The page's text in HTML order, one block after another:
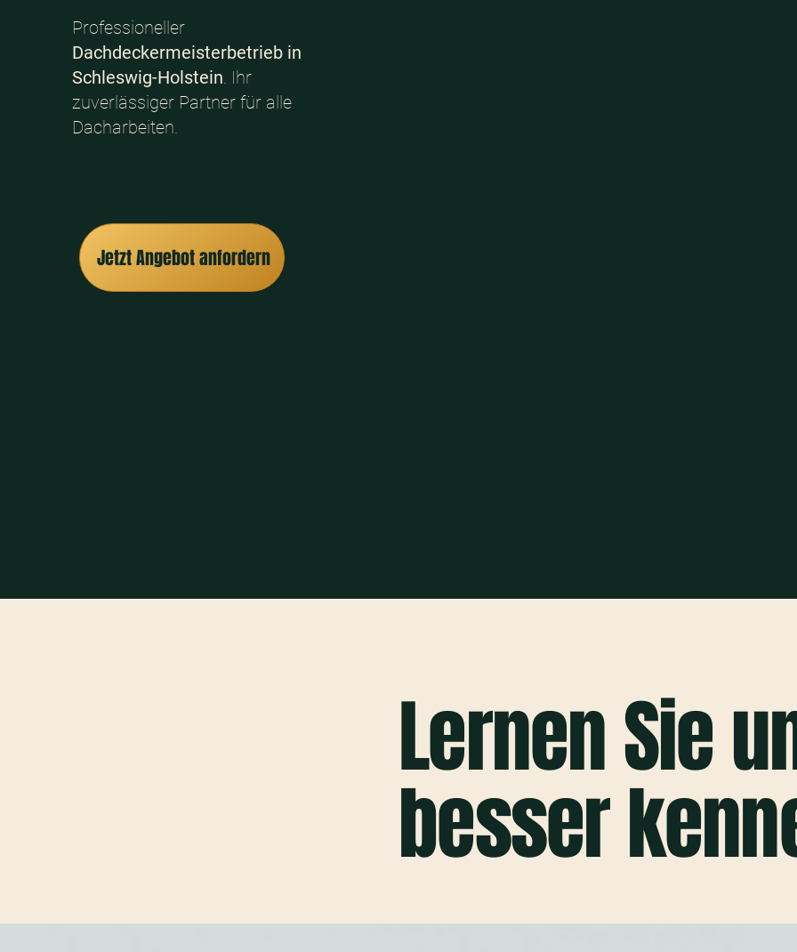
Professioneller
Dachdeckermeisterbetrieb in
Schleswig-Holstein . Ihr
zuverlässiger Partner für alle
Dacharbeiten.
Jetzt Angebot anfordern
Lernen Sie
besser